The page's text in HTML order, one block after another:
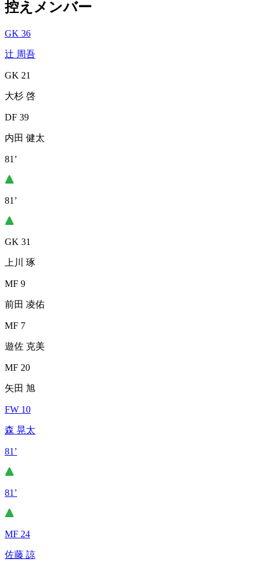
控えメンバー
GK 36
辻 周吾
GK 21
大杉 啓
DF 39
内田 健太
81’
81’
GK 31
上川 琢
MF 9
前田 凌佑
MF 7
遊佐 克美
MF 20
矢田 旭
FW 10
森 晃太
81’
81’
MF 24
佐藤 諒